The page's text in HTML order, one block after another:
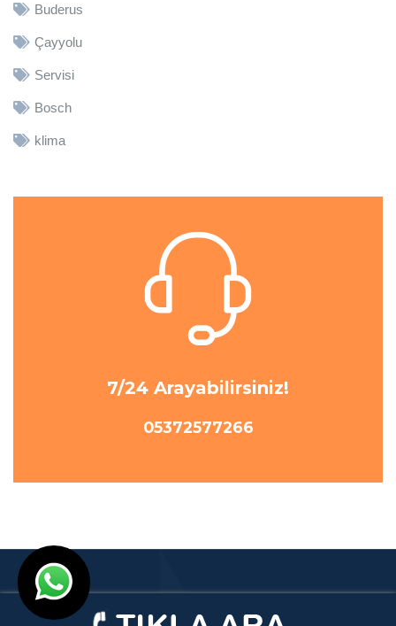
Buderus
Çayyolu
Servisi
Bosch
klima
7/24 Arayabilirsiniz!
05372577266
© Ankara Klima Servisi 2001- 2023 I TasarımAnkara Hosting